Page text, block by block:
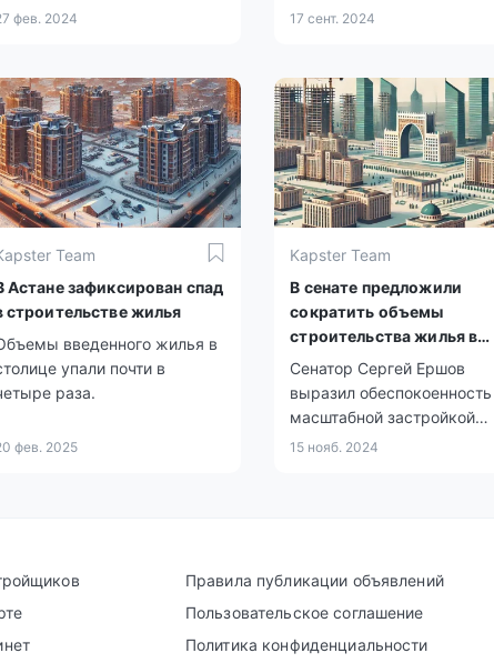
столицы
на зимний период
обусловлен аномальными
фев. 2024 17 сент. 2024
Team
Астане зафиксирован спад
строительстве жилья
введенного жилья в
упали почти в
раза.
фев. 2025
Kapster Team
В сенате предложили
сократить объемы
строительства жилья в
Астане
Сенатор Сергей Ершов
выразил обеспокоенность
масштабной застройкой
жилыми комплексами в
15 нояб. 2024
Правила публикации объявлений
Пользовательское соглашение
Политика конфиденциальности